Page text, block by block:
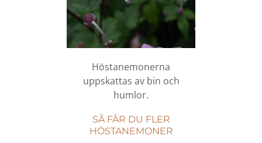
Höstanemonerna
uppskattas av bin och
humlor.
SÅ FÅR DU FLER
HÖSTANEMONER